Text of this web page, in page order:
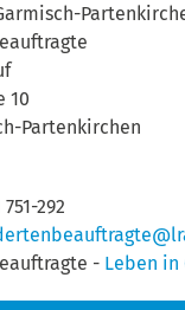
10
Partenkirchen
292
- Leben in